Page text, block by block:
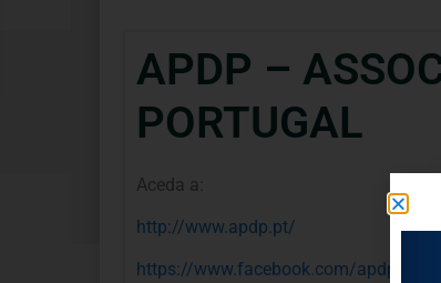
APDP –
PORTUGAL
Aceda a:
http://www.apdp.pt/
https://www.facebook.com/apdp.pt/